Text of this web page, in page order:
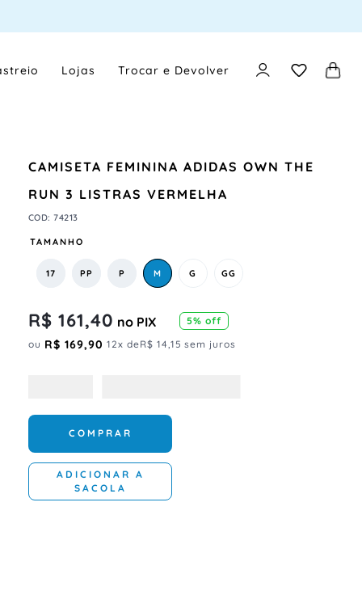
Lojas Trocar e Devolver
CAMISETA FEMININA ADIDAS OWN THE
RUN 3 LISTRAS VERMELHA
COD:74213
TAMANHO
17 PP P M G GG
R$ 161,40 no PIX 5% off
ou R$ 169,90 12x deR$ 14,15 sem juros
COMPRAR
ADICIONAR A
SACOLA